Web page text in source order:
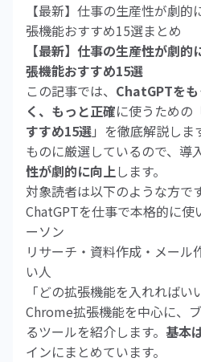
【最新】仕事の生産性が劇
張機能おすすめ15選まとめ
【最新】仕事の生産性が劇
張機能おすすめ15選
この記事では、 ChatGPTを
く、もっと正確に使うための
すすめ15選」を徹底解説しま
ものに厳選しているので、導
性が劇的に向上します。
対象読者は以下のような方です
ChatGPTを仕事で本格的に
ーソン
リサーチ・資料作成・メール
い人
「どの拡張機能を入れれば
Chrome拡張機能を中心に、
るツールを紹介します。 基本
インにまとめています。